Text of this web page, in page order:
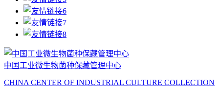
中国工业微生物菌种保藏管理中心
CHINA CENTER OF INDUSTRIAL CULTURE COLLECTION